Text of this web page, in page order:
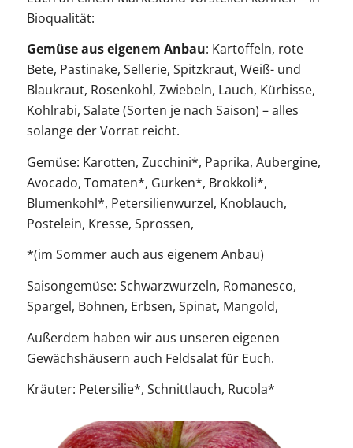
Bioqualität:
Gemüse aus eigenem Anbau: Kartoffeln, rote
Bete, Pastinake, Sellerie, Spitzkraut, Weiß- und
Blaukraut, Rosenkohl, Zwiebeln, Lauch, Kürbisse,
Kohlrabi, Salate (Sorten je nach Saison) – alles
solange der Vorrat reicht.
Gemüse: Karotten, Zucchini*, Paprika, Aubergine,
Avocado, Tomaten*, Gurken*, Brokkoli*,
Blumenkohl*, Petersilienwurzel, Knoblauch,
Postelein, Kresse, Sprossen,
*(im Sommer auch aus eigenem Anbau)
Saisongemüse: Schwarzwurzeln, Romanesco,
Spargel, Bohnen, Erbsen, Spinat, Mangold,
Außerdem haben wir aus unseren eigenen
Gewächshäusern auch Feldsalat für Euch.
Kräuter: Petersilie*, Schnittlauch, Rucola*